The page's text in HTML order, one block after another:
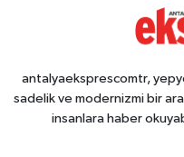
antalyaeksprescomtr,
sadelik ve modernizmi bir
insanlara haber